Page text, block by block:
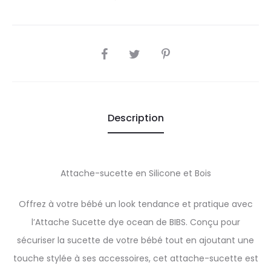
SHARE
Description
Attache-sucette en Silicone et Bois
Offrez à votre bébé un look tendance et pratique avec
l’Attache Sucette dye ocean de BIBS. Conçu pour
sécuriser la sucette de votre bébé tout en ajoutant une
touche stylée à ses accessoires, cet attache-sucette est